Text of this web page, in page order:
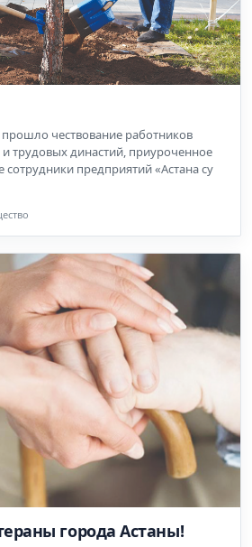
чествование работников
трудовых династий, приуроченное
предприятий «Астана су
города Астаны!